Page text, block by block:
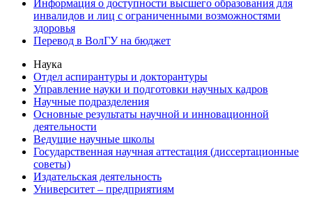
Информация о доступности высшего образования для
инвалидов и лиц с ограниченными возможностями
здоровья
Перевод в ВолГУ на бюджет
Наука
Отдел аспирантуры и докторантуры
Управление науки и подготовки научных кадров
Научные подразделения
Основные результаты научной и инновационной
деятельности
Ведущие научные школы
Государственная научная аттестация (диссертационные
советы)
Издательская деятельность
Университет – предприятиям